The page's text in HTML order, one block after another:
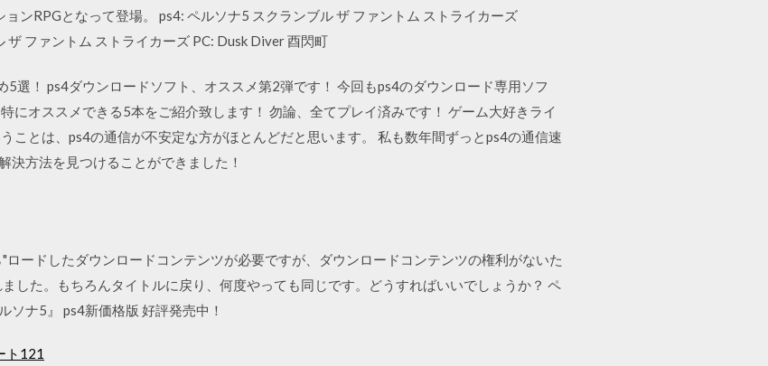
ンRPGとなって登場。 ps4: ペルソナ5 スクランブル ザ ファントム ストライカーズ
ファントム ストライカーズ PC: Dusk Diver 酉閃町
5選！ ps4ダウンロードソフト、オススメ第2弾です！ 今回もps4のダウンロード専用ソフ
にオススメできる5本をご紹介致します！ 勿論、全てプレイ済みです！ ゲーム大好きライ
ことは、ps4の通信が不安定な方がほとんどだと思います。 私も数年間ずっとps4の通信速
決方法を見つけることができました！
ードしたダウンロードコンテンツが必要ですが、ダウンロードコンテンツの権利がないた
した。もちろんタイトルに戻り、何度やっても同じです。どうすればいいでしょうか？ ペ
ソナ5』 ps4新価格版 好評発売中！
ト121